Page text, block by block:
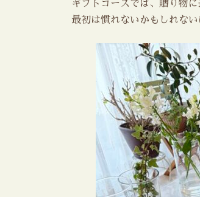
ギフトコースでは、贈り物
最初は慣れないかもしれな